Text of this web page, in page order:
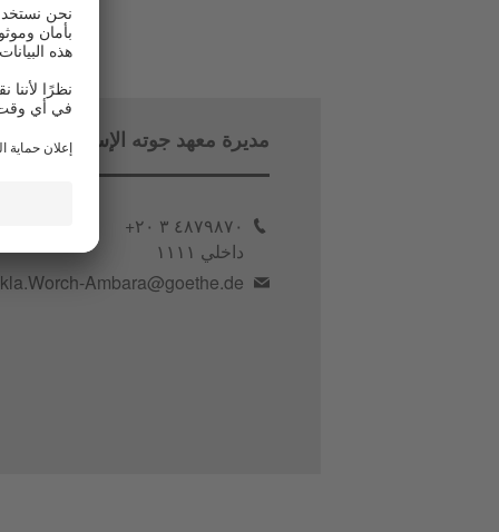
مديرة معهد جوته الإسكندرية
٤٨٧٩٨٧٠ ٣ ٢٠+
داخلي ١١١١
Ambara@goethe.de